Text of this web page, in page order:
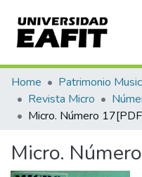
Communities & Collections
All of DSpace
Home Patrimonio
Revista Micro
Micro. Número
Micro.